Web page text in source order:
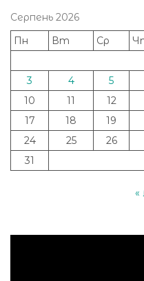
Серпень 2026
Пн
Вт Ср
3
4 5
10
11 12
17
18 19
24
25 26
31
«